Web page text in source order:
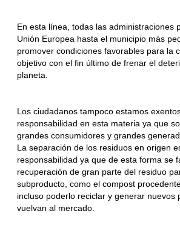
En esta línea, todas las administraciones
Unión Europea hasta el municipio más
promover condiciones favorables para la
objetivo con el fin último de frenar el
planeta.
Los ciudadanos tampoco estamos
responsabilidad en esta materia ya que
grandes consumidores y grandes
La separación de los residuos en origen
responsabilidad ya que de esta forma se
recuperación de gran parte del residuo
subproducto, como el compost
incluso poderlo reciclar y generar nuevos
vuelvan al mercado.